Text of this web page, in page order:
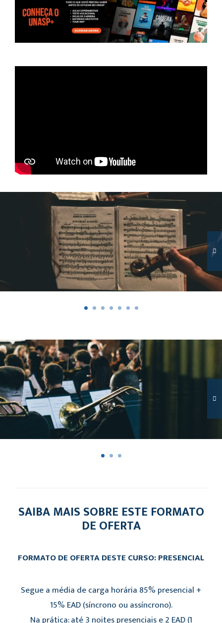
SAIBA MAIS SOBRE ESTE FORMATO
DE OFERTA
FORMATO DE OFERTA DESTE CURSO: PRESENCIAL
Segue a média de carga horária 85% presencial +
15% EAD (síncrono ou assíncrono).